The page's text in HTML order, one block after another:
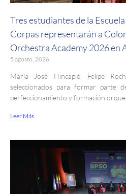
Tres estudiantes de la
Corpas representarán a
Orchestra Academy 2026 en
5 agosto, 2026
María José Hincapié, Felipe
seleccionados para formar parte
perfeccionamiento y formación
Leer Más